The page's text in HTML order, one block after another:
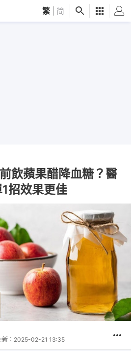
繁 简
飲蘋果醋降血糖？醫
招效果更佳
新： 2025-02-21 13:35